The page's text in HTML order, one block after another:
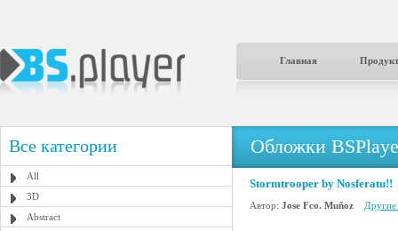
Главная
Все категории
All
3D
Abstract
Обложки
Stormtrooper by Nosferatu!!
Автор: Jose Fco. Muñoz Другие